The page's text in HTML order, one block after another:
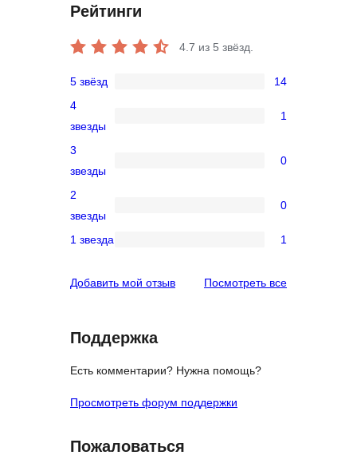
Рейтинги
4.7 из 5 звёзд.
5-
звездный
отзыв
5 звёзд 14
1
4-
4
звезды
1
0
3-
3
звезды
0
0
2-
отзыв
2
звезды
0
звездный
1 звезда 1
Добавить мой отзыв Посмотреть всеотзывы
Поддержка
Есть комментарии? Нужна помощь?
Просмотреть форум поддержки
Пожаловаться